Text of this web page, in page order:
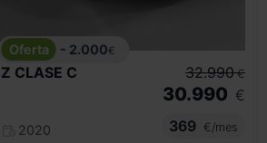
- 2.000€
CLASE C
2020
32.990 €
30.990 €
369
€/mes